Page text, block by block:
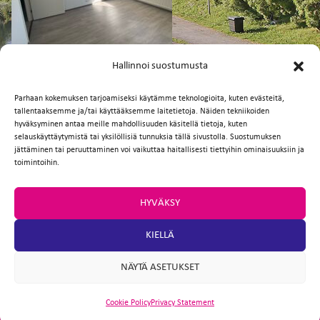
Hallinnoi suostumusta
Parhaan kokemuksen tarjoamiseksi käytämme teknologioita, kuten evästeitä,
tallentaaksemme ja/tai käyttääksemme laitetietoja. Näiden tekniikoiden
hyväksyminen antaa meille mahdollisuuden käsitellä tietoja, kuten
selauskäyttäytymistä tai yksilöllisiä tunnuksia tällä sivustolla. Suostumuksen
jättäminen tai peruuttaminen voi vaikuttaa haitallisesti tiettyihin ominaisuuksiin ja
toimintoihin.
HYVÄKSY
KIELLÄ
NÄYTÄ ASETUKSET
Cookie PolicyPrivacy Statement
FI
Facebook
TwitterEmailWhatsApp